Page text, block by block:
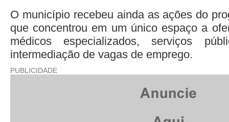
O município recebeu ainda as ações do
que concentrou em um único espaço a
médicos especializados, serviços
intermediação de vagas de emprego.
PUBLICIDADE